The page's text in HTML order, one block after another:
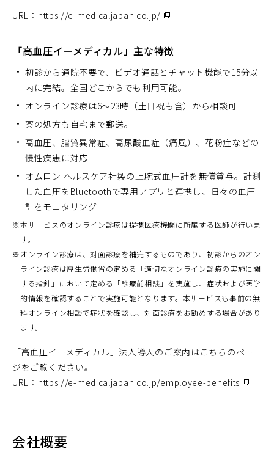
URL： https://e-medicaljapan.co.jp/ （別
ィ
ド
ウ
で
く）
「高血圧イーメディカル」主な特徴
初診から通院不要で、ビデオ通話とチャット機能で15分以
内に完結。全国どこからでも利用可能。
オンライン診療は6～23時（土日祝も含）から相談可
薬の処方も自宅まで郵送。
高血圧、脂質異常症、高尿酸血症（痛風）、花粉症などの
慢性疾患に対応
オムロン ヘルスケア社製の上腕式血圧計を無償貸与。計測
した血圧をBluetoothで専用アプリと連携し、日々の血圧
計をモニタリング
※本サービスのオンライン診療は提携医療機関に所属する医師が行いま
す。
※オンライン診療は、対面診療を補完するものであり、初診からのオン
ライン診療は厚生労働省の定める「適切なオンライン診療の実施に関
する指針」において定める「診療前相談」を実施し、症状および医学
的情報を確認することで実施可能となります。本サービスも事前の無
料オンライン相談で症状を確認し、対面診療をお勧めする場合があり
ます。
「高血圧イーメディカル」法人導入のご案内はこちらのペー
ジをご覧ください。
URL： https://e-medicaljapan.co.jp/employee-benefits （別
会社概要